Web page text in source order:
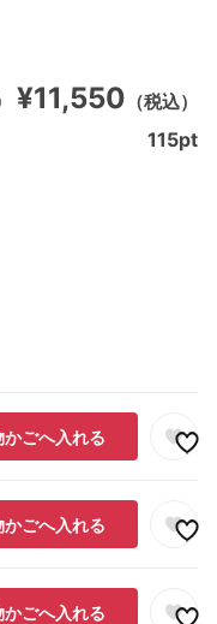
¥11,550 （税込）
かごへ入れる
かごへ入れる
かごへ入れる
115pt